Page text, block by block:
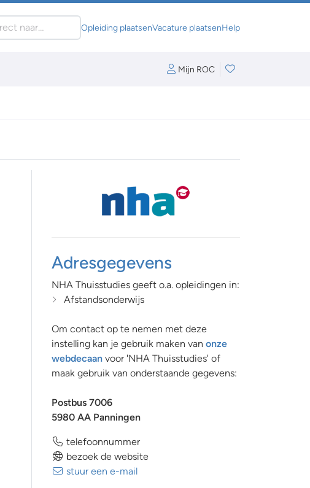
Opleiding plaatsenVacature plaatsenHelp
Mijn ROC
Adresgegevens
NHA Thuisstudies geeft o.a. opleidingen in:
Afstandsonderwijs
Om contact op te nemen met deze
instelling kan je gebruik maken van onze
webdecaan voor 'NHA Thuisstudies' of
maak gebruik van onderstaande gegevens:
Postbus 7006
5980 AA Panningen
telefoonnummer
bezoek de website
stuur een e-mail